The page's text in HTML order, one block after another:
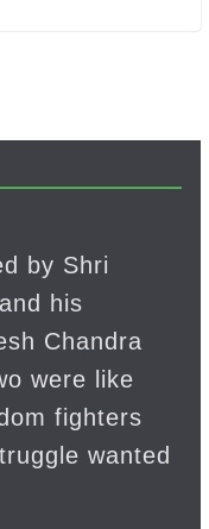
by Shri
his
Chandra
were like
fighters
wanted